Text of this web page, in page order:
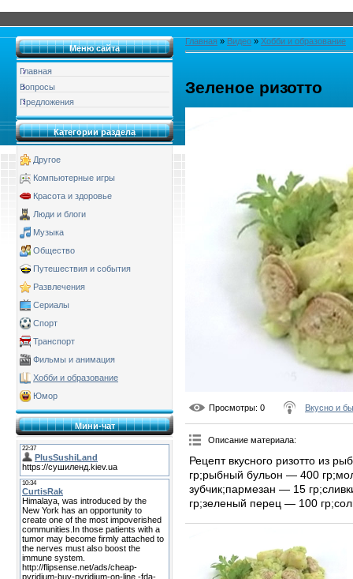
Меню сайта
Главная
Вопросы
Предложения
Категории раздела
Другое
Компьютерные игры
Красота и здоровье
Люди и блоги
Музыка
Общество
Путешествия и события
Развлечения
Сериалы
Спорт
Транспорт
Фильмы и анимация
Хобби и образование
Юмор
Мини-чат
Главная » Видео » Хобби и образование
Зеленое ризотто
Просмотры: 0 Вкусно и
Описание материала:
Рецепт вкусного ризотто из
гр;рыбный бульон — 400
зубчик;пармезан — 15
гр;зеленый перец — 100